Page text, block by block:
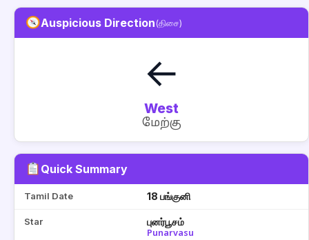
Auspicious Direction(திசை)
←
West
மேற்கு
Quick Summary
Tamil Date 18 பங்குனி
Star புனர்பூசம்
Punarvasu